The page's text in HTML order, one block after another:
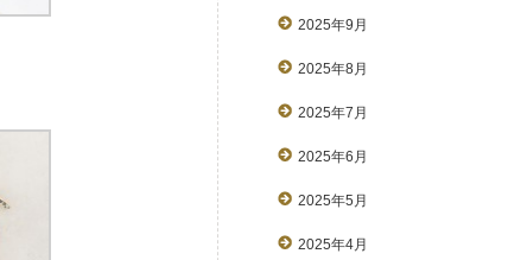
2025年9月
2025年8月
2025年7月
2025年6月
2025年5月
2025年4月